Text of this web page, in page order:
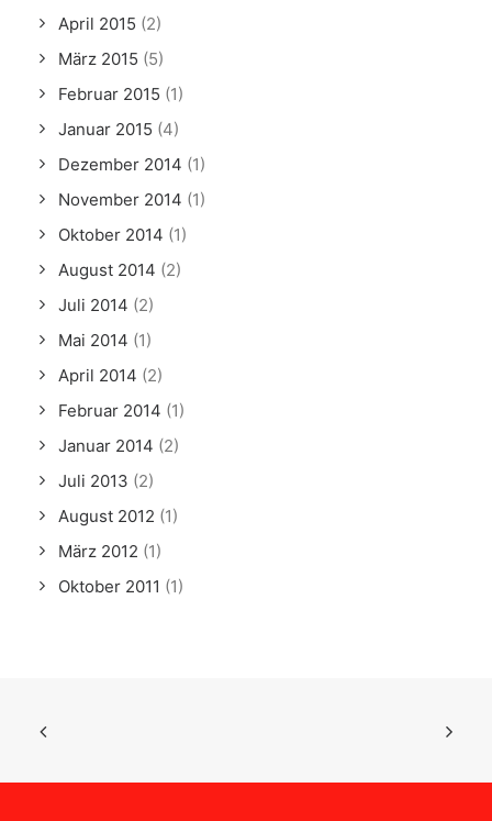
April 2015 (2)
März 2015 (5)
Februar 2015 (1)
Januar 2015 (4)
Dezember 2014 (1)
November 2014 (1)
Oktober 2014 (1)
August 2014 (2)
Juli 2014 (2)
Mai 2014 (1)
April 2014 (2)
Februar 2014 (1)
Januar 2014 (2)
Juli 2013 (2)
August 2012 (1)
März 2012 (1)
Oktober 2011 (1)